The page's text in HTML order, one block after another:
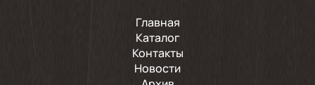
Главная
Каталог
Контакты
Новости